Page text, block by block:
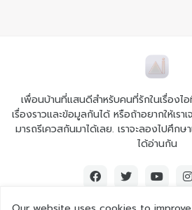
เพื่อนบ้านที่แสนดีสำหรับคนที่รักในเรื่องไ
เรื่องราวและข้อมูลกันได้ หรือถ้าอยากให้เรา
มารถรีเควสกันมาได้เลย. เราจะลองไปศึกษ
ได้อ่านกัน